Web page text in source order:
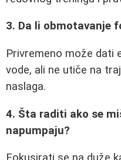
3. Da li obmotavanje
Privremeno može dati
vode, ali ne utiče na
naslaga.
4. Šta raditi ako se
napumpaju?